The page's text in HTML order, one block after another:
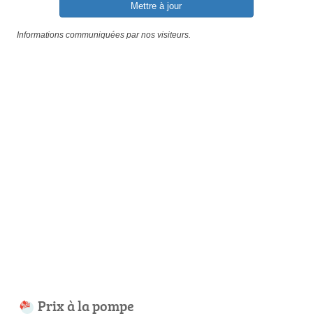
Mettre à jour
Informations communiquées par nos visiteurs.
Prix à la pompe